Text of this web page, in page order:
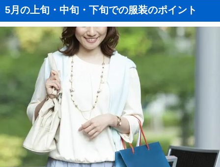
5月の上旬・中旬・下旬での服装のポイント